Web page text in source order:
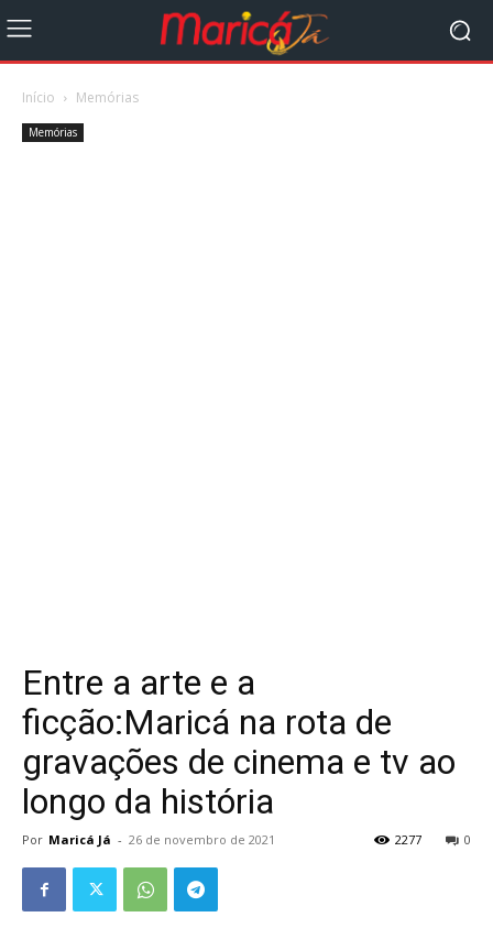
Início Memórias
Memórias
Entre a arte e a
ficção:Maricá na rota de
gravações de cinema e tv ao
longo da história
Por Maricá Já - 26 de novembro de 2021 0
2277